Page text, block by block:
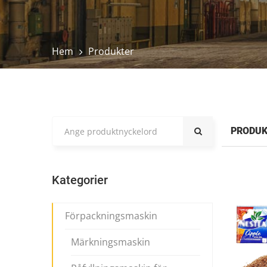
Hem Produkter
Kategorier
Förpackningsmaskin
Märkningsmaskin